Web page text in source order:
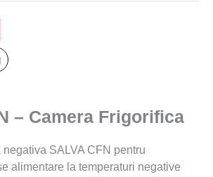
– Camera Frigorifica
SALVA CFN pentru
alimentare la temperaturi negative